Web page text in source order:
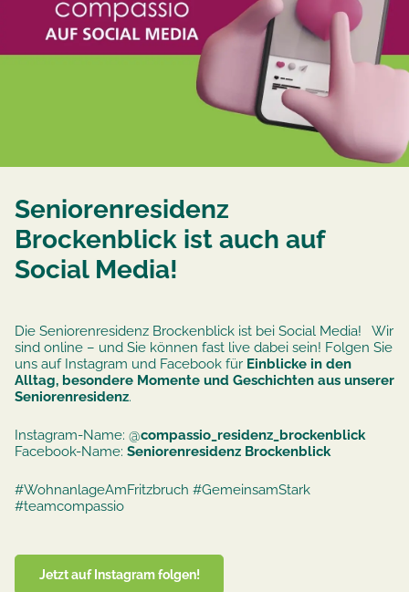
Seniorenresidenz
Brockenblick ist auch auf
Social Media!
Die Seniorenresidenz Brockenblick ist bei Social Media! Wir
sind online – und Sie können fast live dabei sein! Folgen Sie
uns auf Instagram und Facebook für Einblicke in den
Alltag, besondere Momente und Geschichten aus unserer
Seniorenresidenz.
Instagram-Name: @compassio_residenz_brockenblick
Facebook-Name: Seniorenresidenz Brockenblick
#WohnanlageAmFritzbruch #GemeinsamStark
#teamcompassio
Jetzt auf Instagram folgen!